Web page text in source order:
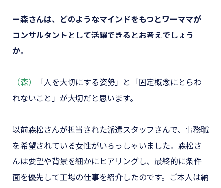
ー森さんは、どのようなマインドをもつとワーママが
コンサルタントとして活躍できるとお考えでしょう
か。
（森）
「人を大切にする姿勢」と「固定概念にとらわ
れないこと」が大切だと思います。
以前森松さんが担当された派遣スタッフさんで、事務職
を希望されている女性がいらっしゃいました。森松さ
んは要望や背景を細かにヒアリングし、最終的に条件
面を優先して工場の仕事を紹介したのです。ご本人は納